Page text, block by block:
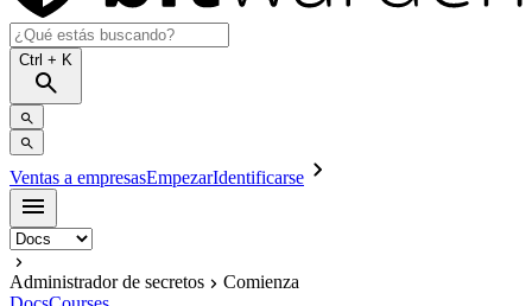
Ctrl + K
Ventas a empresasEmpezarIdentificarse
Administrador de secretos
Comienza